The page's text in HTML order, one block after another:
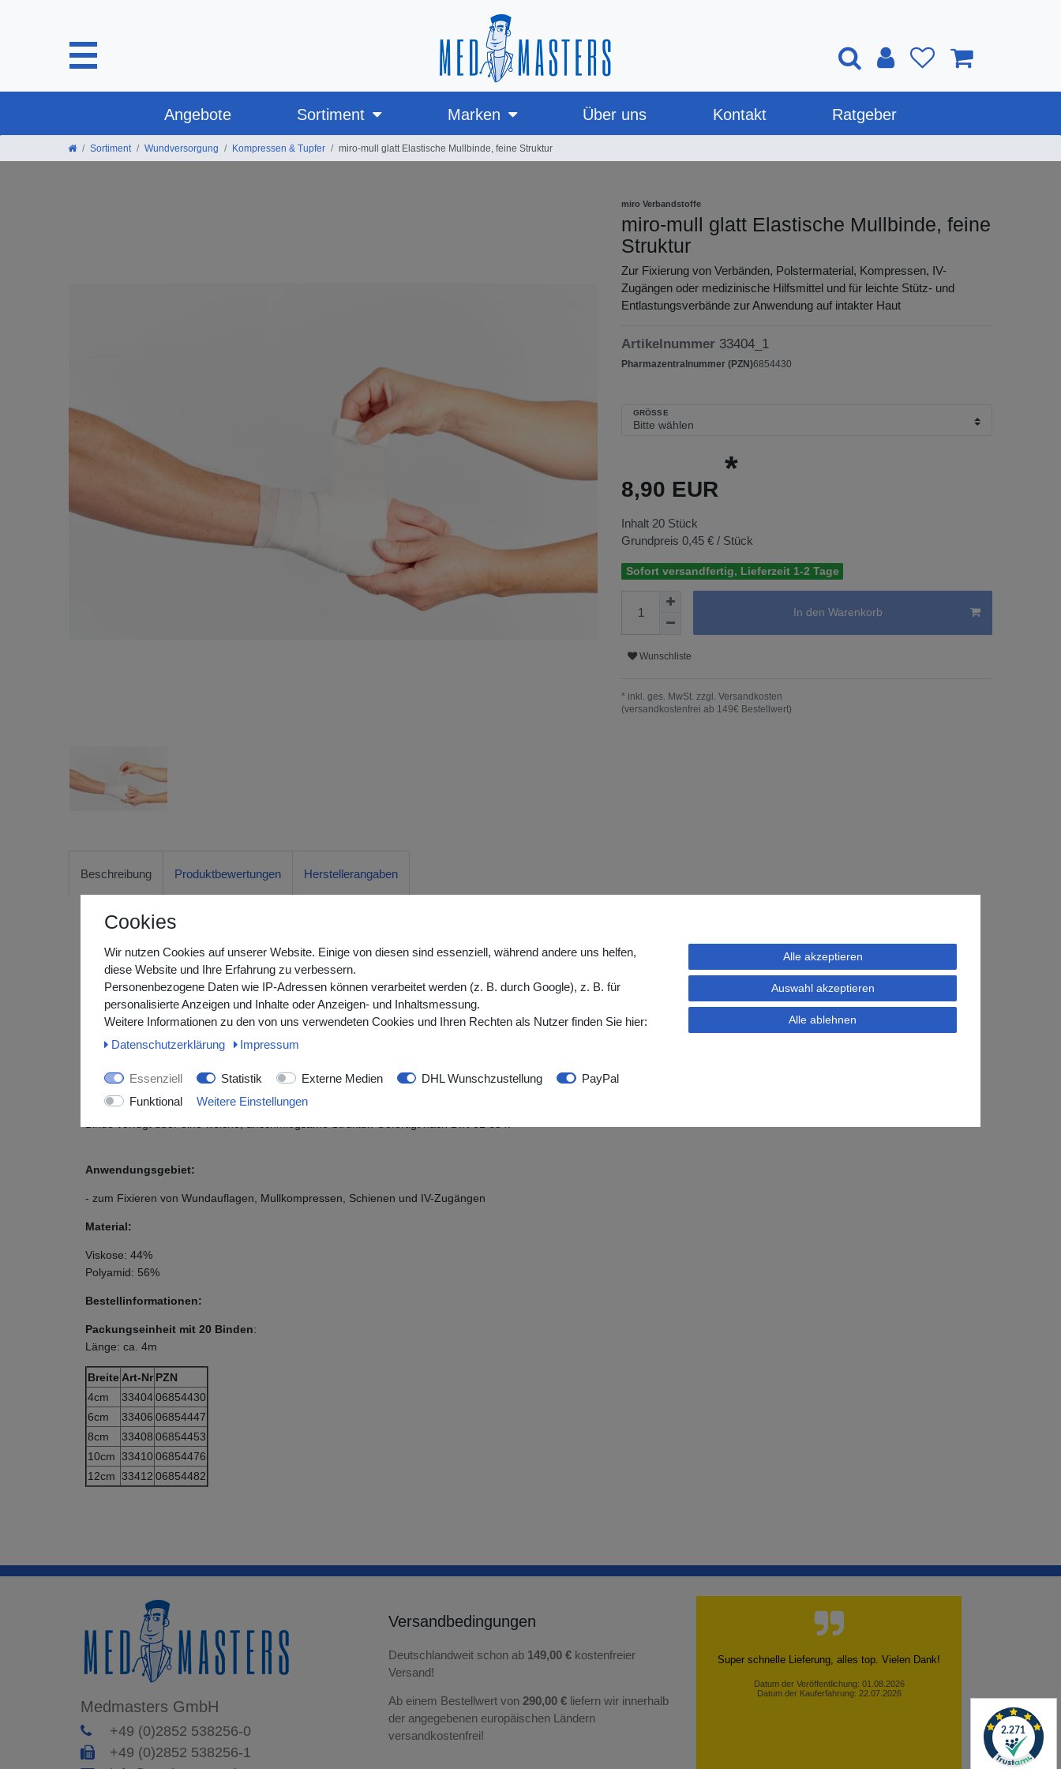
Angebote Sortiment Marken Über uns Kontakt Ratgeber
Sortiment Wundversorgung Kompressen & Tupfer miro-mull glatt Elastische Mullbinde, feine Struktur
miro Verbandstoffe
miro-mull glatt Elastische Mullbinde, feine
Struktur
Zur Fixierung von Verbänden, Polstermaterial, Kompressen, IV-
Zugängen oder medizinische Hilfsmittel und für leichte Stütz- und
Entlastungsverbände zur Anwendung auf intakter Haut
Artikelnummer 33404_1
Pharmazentralnummer (PZN)6854430
GRÖSSE
8,90 EUR
*
Inhalt 20 Stück
Grundpreis 0,45 € / Stück
Sofort versandfertig, Lieferzeit 1-2 Tage
In den Warenkorb
Wunschliste
* inkl. ges. MwSt. zzgl. Versandkosten
(versandkostenfrei ab 149€ Bestellwert)
Beschreibung Produktbewertungen Herstellerangaben
miro-mull glatt
Elastische Mullbinde, feine Struktur (Binden / Bandagen)
Zweckbestimmung:
Hilfsmittel und für leichte Stütz- und Entlastungsverbände zur Anwendung auf intakter Haut
Beschreibung:
Elastische, luftdurchlässige Mullbinde mit glatter Struktur zur Anwendung auf intakter Haut. Die
Binde verfügt über eine weiche, anschmiegsame Struktur. Gefertigt nach DIN 61 634.
Anwendungsgebiet:
- zum Fixieren von Wundauflagen, Mullkompressen, Schienen und IV-Zugängen
Material:
Viskose: 44%
Polyamid: 56%
Bestellinformationen:
Packungseinheit mit 20 Binden:
Länge: ca. 4m
BreiteArt-Nr PZN
4cm
3340406854430
6cm
33406 06854447
8cm
33408 06854453
10cm 33410 06854476
12cm 33412 06854482
Medmasters GmbH
+49 (0)2852 538256-0
+49 (0)2852 538256-1
Versandbedingungen
Deutschlandweit schon ab 149,00 € kostenfreier
Versand!
Ab einem Bestellwert von 290,00 € liefern wir innerhalb
der angegebenen europäischen Ländern
versandkostenfrei!
Super schnelle Lieferung, alles top. Vielen Dank!
Datum der Veröffentlichung: 01.08.2026
Datum der Kauferfahrung: 22.07.2026
Cookies
Wir nutzen Cookies auf unserer Website. Einige von diesen sind essenziell, während andere uns helfen,
diese Website und Ihre Erfahrung zu verbessern.
Personenbezogene Daten wie IP-Adressen können verarbeitet werden (z. B. durch Google), z. B. für
personalisierte Anzeigen und Inhalte oder Anzeigen- und Inhaltsmessung.
Weitere Informationen zu den von uns verwendeten Cookies und Ihren Rechten als Nutzer finden Sie hier:
Daten­schutz­erklärung
Impressum
Essenziell Statistik Externe Medien DHL Wunschzustellung
PayPal
Funktional
Weitere Einstellungen
Alle akzeptieren
Auswahl akzeptieren
Alle ablehnen